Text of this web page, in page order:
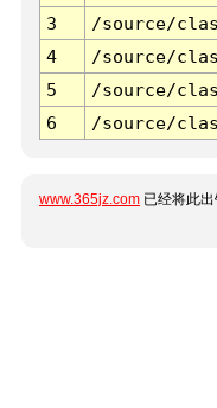
3 /source/
4
/source/
5
/source/
6
/source/
www.365jz.com 已经将此